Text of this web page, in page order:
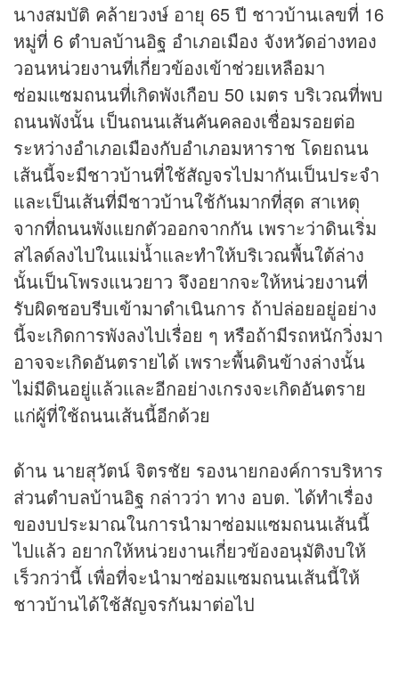
นางสมบัติ คล้ายวงษ์ อายุ 65 ปี ชาวบ้านเลขที่ 16
หมู่ที่ 6 ตำบลบ้านอิฐ อำเภอเมือง จังหวัดอ่างทอง
วอนหน่วยงานที่เกี่ยวข้องเข้าช่วยเหลือมา
ซ่อมแซมถนนที่เกิดพังเกือบ 50 เมตร บริเวณที่พบ
ถนนพังนั้น เป็นถนนเส้นคันคลองเชื่อมรอยต่อ
ระหว่างอำเภอเมืองกับอำเภอมหาราช โดยถนน
เส้นนี้จะมีชาวบ้านที่ใช้สัญจรไปมากันเป็นประจำ
และเป็นเส้นที่มีชาวบ้านใช้กันมากที่สุด สาเหตุ
จากที่ถนนพังแยกตัวออกจากกัน เพราะว่าดินเริ่ม
สไลด์ลงไปในแม่น้ำและทำให้บริเวณพื้นใต้ล่าง
นั้นเป็นโพรงแนวยาว จึงอยากจะให้หน่วยงานที่
รับผิดชอบรีบเข้ามาดำเนินการ ถ้าปล่อยอยู่อย่าง
นี้จะเกิดการพังลงไปเรื่อย ๆ หรือถ้ามีรถหนักวิ่งมา
อาจจะเกิดอันตรายได้ เพราะพื้นดินข้างล่างนั้น
ไม่มีดินอยู่แล้วและอีกอย่างเกรงจะเกิดอันตราย
แก่ผู้ที่ใช้ถนนเส้นนี้อีกด้วย
ด้าน นายสุวัตน์ จิตรชัย รองนายกองค์การบริหาร
ส่วนตำบลบ้านอิฐ กล่าวว่า ทาง อบต. ได้ทำเรื่อง
ของบประมาณในการนำมาซ่อมแซมถนนเส้นนี้
ไปแล้ว อยากให้หน่วยงานเกี่ยวข้องอนุมัติงบให้
เร็วกว่านี้ เพื่อที่จะนำมาซ่อมแซมถนนเส้นนี้ให้
ชาวบ้านได้ใช้สัญจรกันมาต่อไป